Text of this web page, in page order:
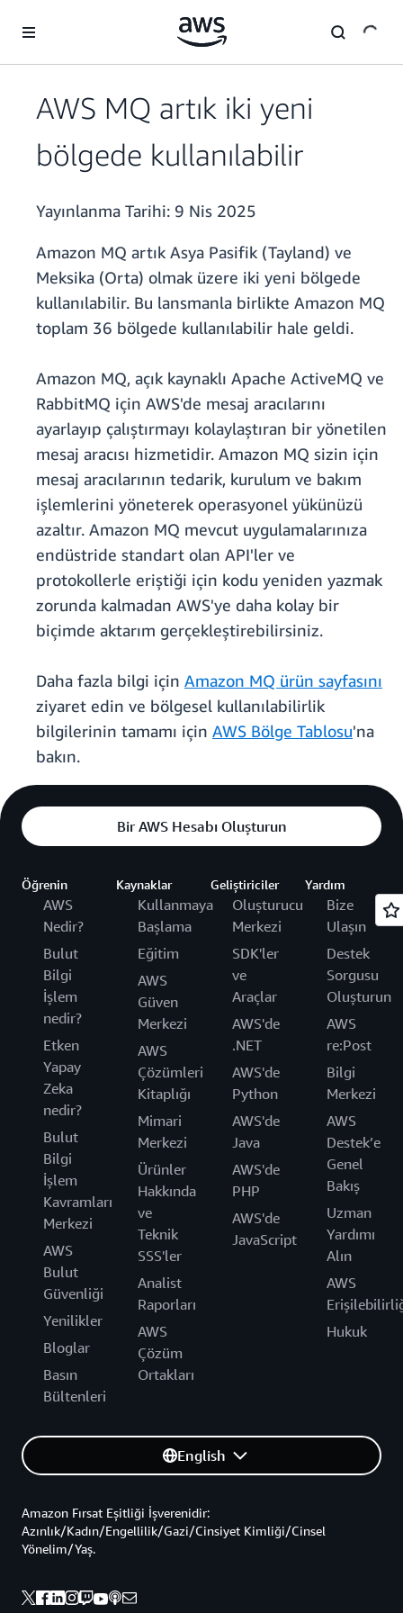
AWS MQ artık iki yeni
bölgede kullanılabilir
Yayınlanma Tarihi: 9 Nis 2025
Amazon MQ artık Asya Pasifik (Tayland) ve
Meksika (Orta) olmak üzere iki yeni bölgede
kullanılabilir. Bu lansmanla birlikte Amazon MQ
toplam 36 bölgede kullanılabilir hale geldi.
Amazon MQ, açık kaynaklı Apache ActiveMQ ve
RabbitMQ için AWS'de mesaj aracılarını
ayarlayıp çalıştırmayı kolaylaştıran bir yönetilen
mesaj aracısı hizmetidir. Amazon MQ sizin için
mesaj aracılarının tedarik, kurulum ve bakım
işlemlerini yöneterek operasyonel yükünüzü
azaltır. Amazon MQ mevcut uygulamalarınıza
endüstride standart olan API'ler ve
protokollerle eriştiği için kodu yeniden yazmak
zorunda kalmadan AWS'ye daha kolay bir
biçimde aktarım gerçekleştirebilirsiniz.
Daha fazla bilgi için Amazon MQ ürün sayfasını
ziyaret edin ve bölgesel kullanılabilirlik
bilgilerinin tamamı için AWS Bölge Tablosu'na
bakın.
Bir AWS Hesabı Oluşturun
Öğrenin
AWS
Nedir?
Bulut
Bilgi
İşlem
nedir?
Etken
Yapay
Zeka
nedir?
Bulut
Bilgi
İşlem
Kavramları
Merkezi
AWS
Bulut
Güvenliği
Yenilikler
Bloglar
Basın
Bültenleri
Kaynaklar
Kullanmaya
Başlama
Eğitim
AWS
Güven
Merkezi
AWS
Çözümleri
Kitaplığı
Mimari
Merkezi
Ürünler
Hakkında
ve
Teknik
SSS'ler
Analist
Raporları
AWS
Çözüm
Ortakları
Geliştiriciler
Oluşturucu
Merkezi
SDK'ler
ve
Araçlar
AWS'de
.NET
AWS'de
Python
AWS'de
Java
AWS'de
PHP
AWS'de
JavaScript
Yardım
Bize
Ulaşın
Destek
Sorgusu
Oluşturun
AWS
re:Post
Bilgi
Merkezi
AWS
Destek’e
Genel
Bakış
Uzman
Yardımı
Alın
AWS
Hukuk
English
Amazon Fırsat Eşitliği İşverenidir:
Azınlık/Kadın/Engellilik/Gazi/Cinsiyet Kimliği/Cinsel
Yönelim/Yaş.